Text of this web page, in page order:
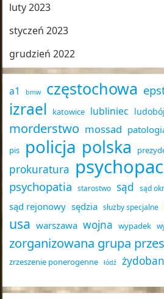
luty 2023
styczeń 2023
grudzień 2022
a1 bmw częstochowa
izrael katowice lubliniec
morderstwo mossad
pis policja polska
prokuratura
psychopatia
starostwo sąd sąd
sąd rejonowy sędzia służby specjalne
usa warszawa wojna wypadek
zorganizowana grupa
zrzeszenie ponerogenne łódź